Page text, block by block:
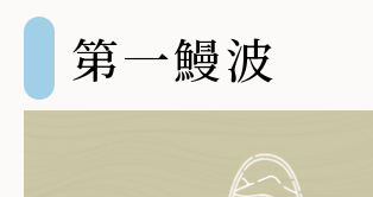
第一鰻波